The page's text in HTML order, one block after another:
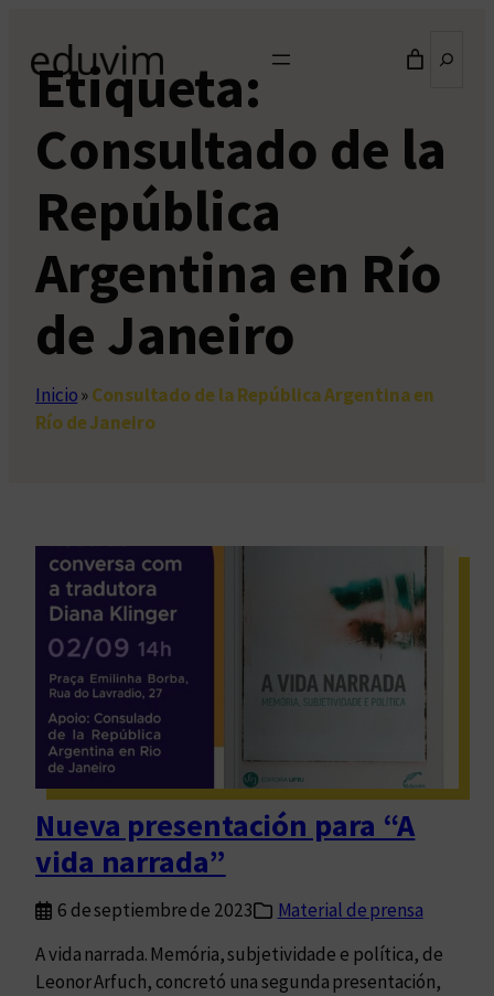
contenido
Etiqueta:
Consultado de la
República
Argentina en Río
de Janeiro
Inicio»Consultado de la República Argentina en
Río de Janeiro
Nueva presentación para “A
vida narrada”
6 de septiembre de 2023
Material de prensa
A vida narrada. Memória, subjetividade e política, de
Leonor Arfuch, concretó una segunda presentación,